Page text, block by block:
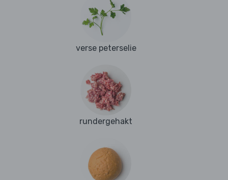
verse peterselie
rundergehakt